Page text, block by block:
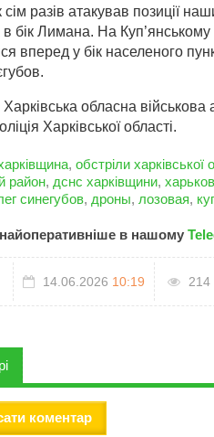
разів атакував позиції
бік Лимана. На
вперед у бік населеного
Харківська обласна
Харківської області.
, обстріли харківської
район, дснс харківщини, харьков
синегубов, дроны, лозовая,
в нашому
14.06.2026 10:19 214
коментар